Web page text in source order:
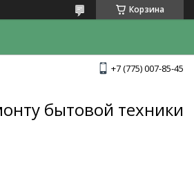
Корзина
+7 (775) 007-85-45
бытовой техники